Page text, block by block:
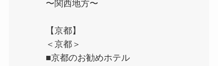
〜関西地方〜
【京都】
＜京都＞
■京都のお勧めホテル